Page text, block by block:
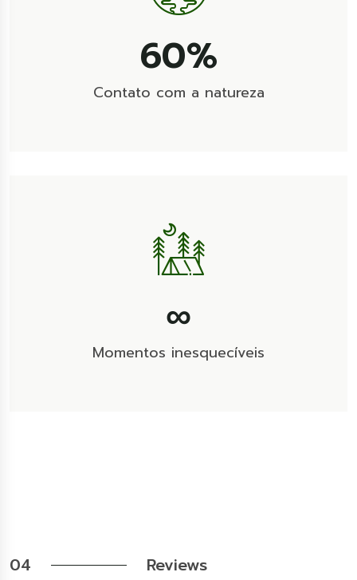
100%
Contato com a natureza
∞
Momentos inesquecíveis
04 Reviews